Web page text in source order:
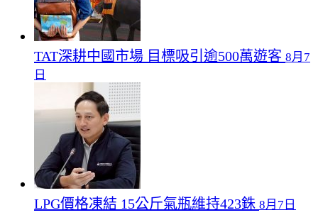
TAT深耕中國市場 目標吸引逾500萬遊客 8月7
日
LPG價格凍結 15公斤氣瓶維持423銖 8月7日